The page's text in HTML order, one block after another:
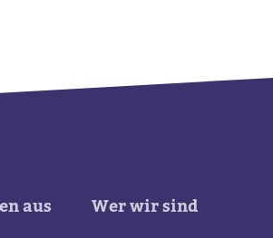
aus Wer wir sind